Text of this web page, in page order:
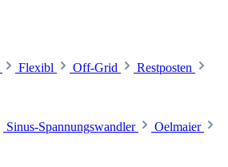
Flexibl Off-Grid
Restposten
Sinus-Spannungswandler
Oelmaier